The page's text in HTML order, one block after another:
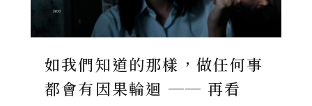
如我們知道的那樣，做任何事
都會有因果輪迴 ── 再看